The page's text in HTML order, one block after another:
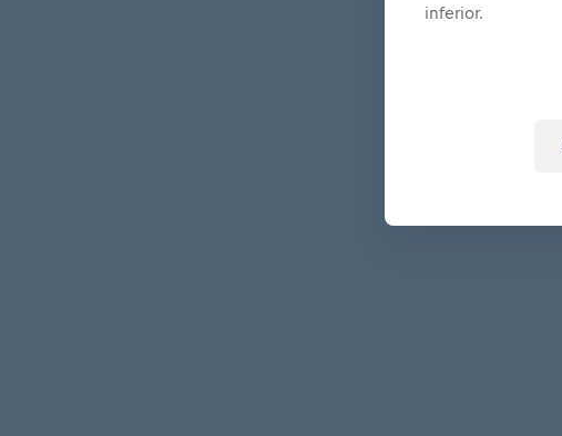
inferior.